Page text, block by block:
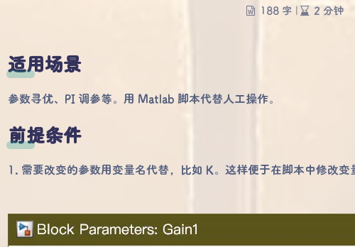
188 字 | 2 分钟
适用场景
参数寻优、PI 调参等。用 Matlab 脚本代替人工操作。
前提条件
1. 需要改变的参数用变量名代替，比如 K。这样便于在脚本中修改变